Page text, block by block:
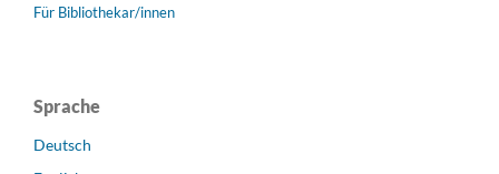
Für Bibliothekar/innen
Sprache
Deutsch